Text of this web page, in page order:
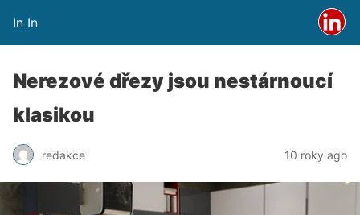
In In
Nerezové dřezy jsou nestárnoucí
klasikou
redakce 10 roky ago